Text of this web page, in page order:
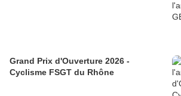
Grand Prix d'Ouverture 2026 -
Cyclisme FSGT du Rhône